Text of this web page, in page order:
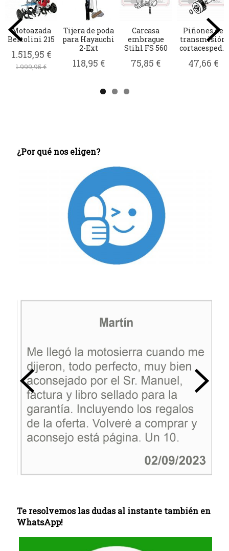
¿Por qué nos eligen?
Te resolvemos las dudas al instante también en
WhatsApp!
Bateria para
Stihl GTA 26
44,95 €
Bujia NGK
CMR6H
5,90 €
Rompedor /
abridor de
cadenas de...
79,95 €
Cable
Oleo Mac
52 VBR6
21,54 €